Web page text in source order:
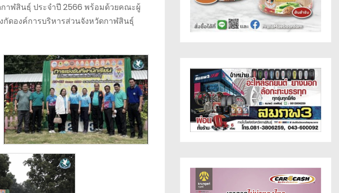
าฬสินธุ์ ประจำปี 2566 พร้อมด้วยคณะผู้
ดองค์การบริหารส่วนจังหวัดกาฬสินธุ์